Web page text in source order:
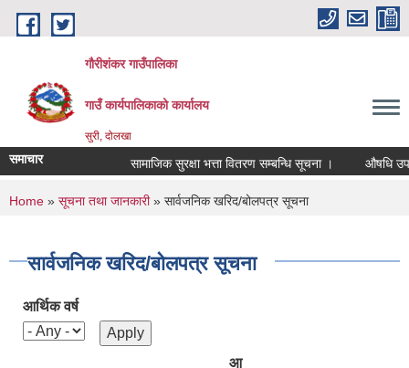
Skip to main content
गौरीशंकर गाउँपालिका
गाउँ कार्यपालिकाको कार्यालय
सुरी, दोलखा
समाचार सामाजिक सुरक्षा भत्ता वितरण सम्बन्धि सूचना । औषधि
You are here
Home » सूचना तथा जानकारी» सार्वजनिक खरिद/बोलपत्र सूचना
सार्वजनिक खरिद/बोलपत्र सूचना
आर्थिक वर्ष
आ